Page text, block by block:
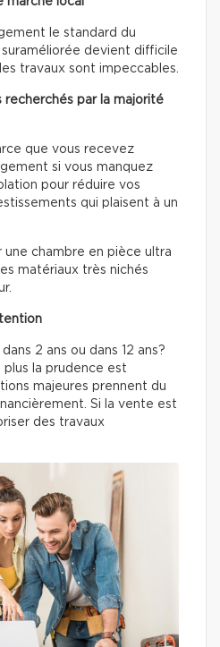
le standard du
devient difficile
travaux sont impeccables.
recherchés par la majorité
que vous recevez
si vous manquez
pour réduire vos
qui plaisent à un
une chambre en pièce ultra
matériaux très nichés
2 ans ou dans 12 ans?
plus la prudence est
majeures prennent du
Si la vente est
des travaux